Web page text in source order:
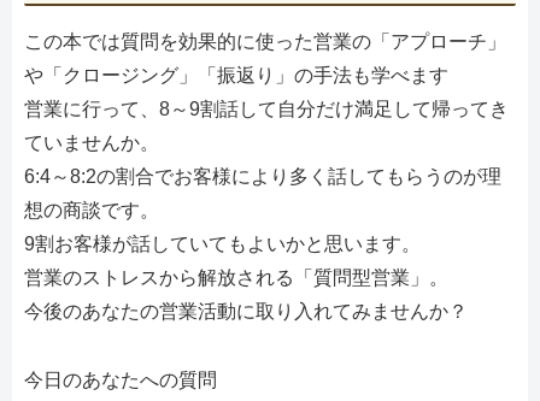
この本では質問を効果的に使った営業の「アプローチ」
や「クロージング」「振返り」の手法も学べます
営業に行って、8～9割話して自分だけ満足して帰ってき
ていませんか。
6:4～8:2の割合でお客様により多く話してもらうのが理
想の商談です。
9割お客様が話していてもよいかと思います。
営業のストレスから解放される「質問型営業」。
今後のあなたの営業活動に取り入れてみませんか？
今日のあなたへの質問